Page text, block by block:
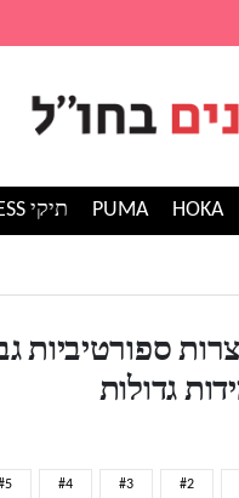
HOKA
PUMA תיקי GUESS
ספורטיביות
#2
#3
#4